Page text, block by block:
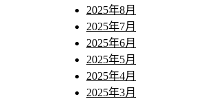
2025年8月
2025年7月
2025年6月
2025年5月
2025年4月
2025年3月